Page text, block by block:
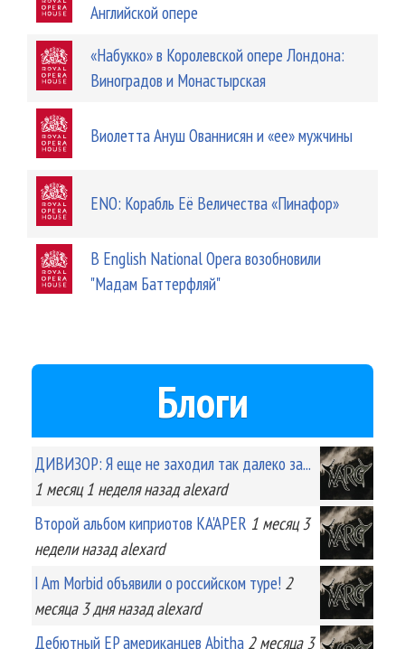
Английской опере
«Набукко» в Королевской опере Лондона:
Виноградов и Монастырская
Виолетта Ануш Ованнисян и «ее» мужчины
ENO: Корабль Её Величества «Пинафор»
В English National Opera возобновили
"Мадам Баттерфляй"
Блоги
ДИВИЗОР: Я еще не заходил так далеко за...
1 месяц 1 неделяназад alexard
Второй альбом киприотов KA'APER 1 месяц 3
неделиназад alexard
I Am Morbid объявили о российском туре! 2
месяца 3 дняназад alexard
Дебютный EP американцев Abitha 2 месяца 3